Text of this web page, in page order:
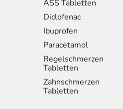
ASS Tabletten
Diclofenac
Ibuprofen
Paracetamol
Regelschmerzen
Tabletten
Zahnschmerzen
Tabletten